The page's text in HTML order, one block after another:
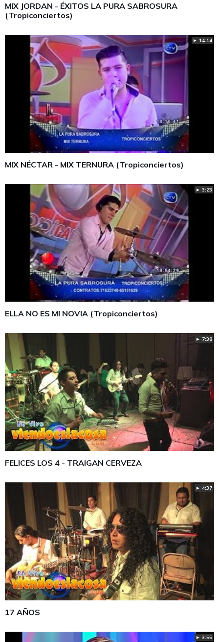
MIX JORDAN - ÉXITOS LA PURA SABROSURA
(Tropiconciertos)
► 14:14
MIX NÉCTAR - MIX TERNURA (Tropiconciertos)
► 3:23
ELLA NO ES MI NOVIA (Tropiconciertos)
► 7:38
FELICES LOS 4 - TRAIGAN CERVEZA
► 4:37
17 AÑOS
► 3:55